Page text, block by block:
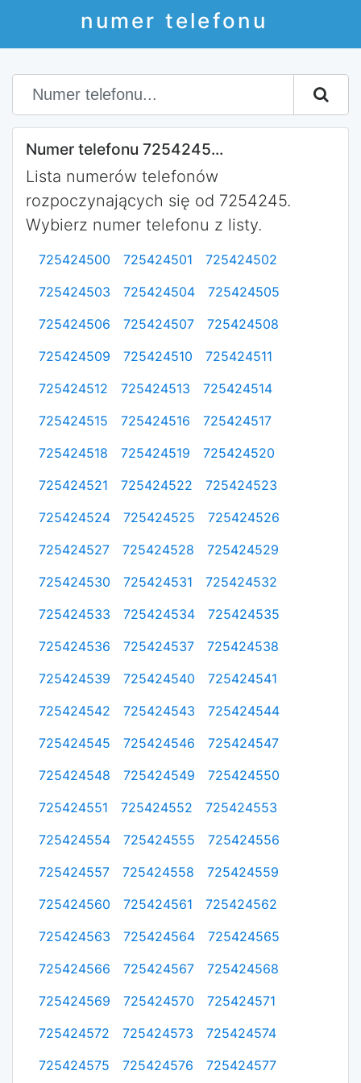
numer telefonu
Numer telefonu 7254245...
Lista numerów telefonów
rozpoczynających się od 7254245.
Wybierz numer telefonu z listy.
725424500 725424501
725424502
725424503
725424504
725424505
725424506
725424507
725424508
725424509
725424510
725424511
725424512
725424513
725424514
725424515
725424516
725424517
725424518
725424519
725424520
725424521
725424522
725424523
725424524
725424525
725424526
725424527
725424528
725424529
725424530
725424531
725424532
725424533
725424534
725424535
725424536
725424537
725424538
725424539
725424540
725424541
725424542
725424543
725424544
725424545
725424546
725424547
725424548
725424549
725424550
725424551
725424552
725424553
725424554
725424555
725424556
725424557
725424558
725424559
725424560
725424561
725424562
725424563
725424564
725424565
725424566
725424567
725424568
725424569
725424570
725424571
725424572
725424573
725424574
725424575
725424576 725424577